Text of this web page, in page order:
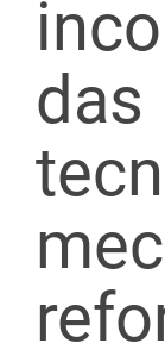
das